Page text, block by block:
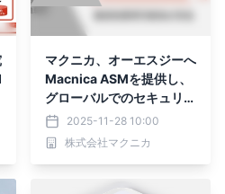
マクニカ、オーエスジーへ
Macnica ASMを提供し、
グローバルでのセキュリテ
ィガバナンス強化を支援
2025-11-28 10:00
株式会社マクニカ